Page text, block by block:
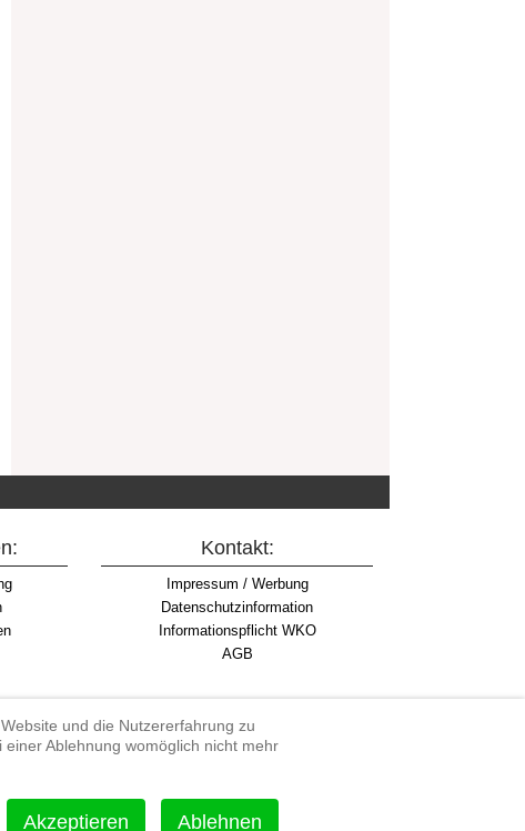
Kontakt:
Impressum / Werbung
Datenschutzinformation
Informationspflicht WKO
AGB
Extreme Enduro
und die Nutzererfahrung zu
Ablehnung womöglich nicht mehr
Akzeptieren Ablehnen